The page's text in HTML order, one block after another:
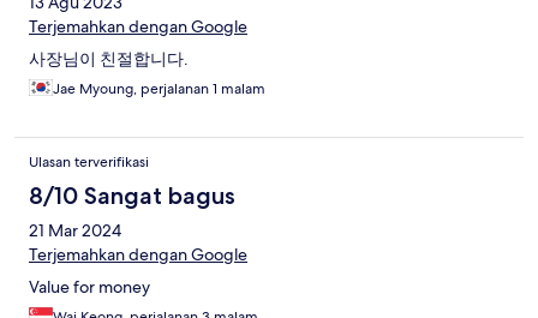
Terjemahkan dengan Google
사장님이 친절합니다.
Jae Myoung, perjalanan 1 malam
Ulasan terverifikasi
8/10 Sangat bagus
21 Mar 2024
Terjemahkan dengan Google
Value for money